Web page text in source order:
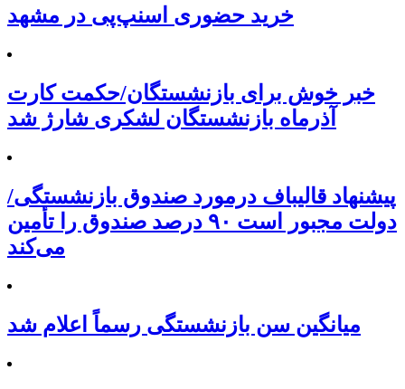
خرید حضوری اسنپ‌پی در مشهد
خبر خوش برای بازنشستگان/حکمت کارت
آذرماه بازنشستگان لشکری شارژ شد
پیشنهاد قالیباف درمورد صندوق بازنشستگی/
دولت مجبور است ۹۰ درصد صندوق را تأمین
می‌کند
میانگین سن بازنشستگی رسماً اعلام شد